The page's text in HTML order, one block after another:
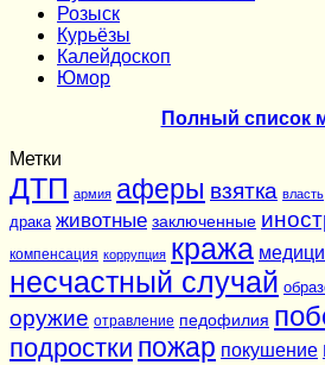
Розыск
Курьёзы
Калейдоскоп
Юмор
Полный список
Метки
ДТП армия аферы взятка власть
драка животные заключенные
компенсация коррупция кража
несчастный случай
оружие отравление педофилия
подростки пожар покушение